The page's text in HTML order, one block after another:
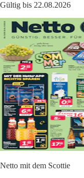
Gültig bis 22.08.2026
Netto mit dem Scottie